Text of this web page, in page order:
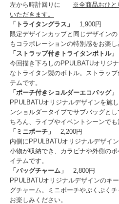
左から時計回りに
※全商品おひと
いただきます。
「トライタングラス」
1,900円
限定デザインカップと同じデザイン
もコラボレーションの特別感をお楽し
「ストラップ付きトライタンボトル
今回描き下ろしのPPULBATUオリジ
なトライタン製のボトル。ストラッ
テムです。
「ポーチ付きショルダーエコバッグ」
PPULBATUオリジナルデザインを施
ンショルダータイプでサブバッグと
ちろん、ライブやイベントシーンでも
「ミニポーチ」 2,200円
内側にPPULBATUオリジナルデザイ
小物が収納でき、カラビナや外側の
イテムです。
「バッグチャーム」 2,800円
PPULBATUオリジナルデザインのキ
グチャーム。ミニポーチやぷくぷく
お楽しみください。